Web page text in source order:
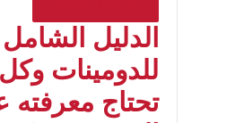
الدليل الشامل
للدومينات
تحتاج معرفته